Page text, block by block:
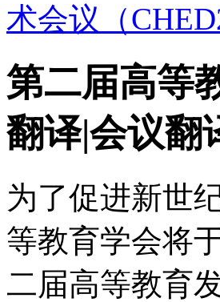
术会议（
第二届高等
翻译|会议翻
为了促进新世
等教育学会将
二届高等教育